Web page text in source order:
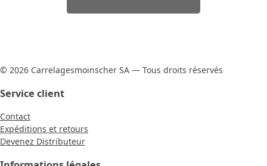
© 2026 Carrelagesmoinscher SA — Tous droits réservés
Service client
Contact
Expéditions et retours
Devenez Distributeur